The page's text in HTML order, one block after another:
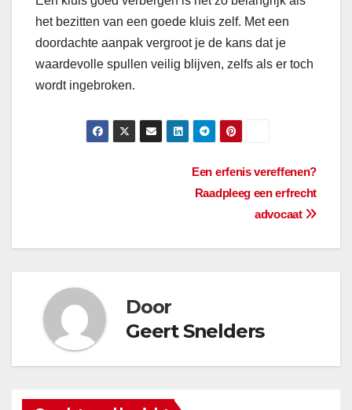
het bezitten van een goede kluis zelf. Met een
doordachte aanpak vergroot je de kans dat je
waardevolle spullen veilig blijven, zelfs als er toch
wordt ingebroken.
Een erfenis vereffenen?
Raadpleeg een erfrecht
advocaat
Door
Geert Snelders